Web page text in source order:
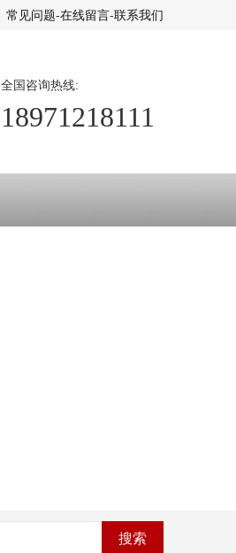
常见问题-在线留言-联系我们
全国咨询热线:
18971218111
搜索